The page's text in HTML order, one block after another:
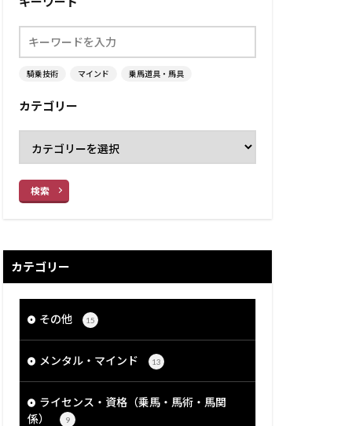
騎乗技術 マインド 乗馬道具・馬具
カテゴリー
検索
カテゴリー
その他 15
メンタル・マインド 13
ライセンス・資格（乗馬・馬術・馬関
係）
9